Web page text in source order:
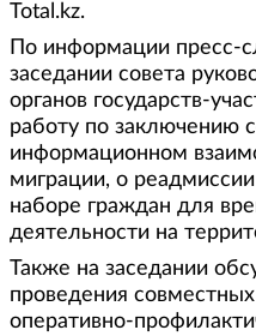
Total.kz.
По информации
заседании совета
органов государств-
работу по заключению
информационном
миграции, о
наборе граждан для
деятельности на
Также на заседании
проведения
оперативно-